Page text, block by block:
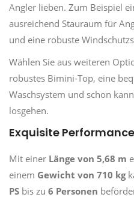
Angler lieben. Zum Beispiel
ausreichend Stauraum für
und eine robuste
Wählen Sie aus weiteren
robustes Bimini-Top, eine
Waschsystem und schon
losgehen.
Exquisite Performance
Mit einer Länge von 5,68 m
einem Gewicht von 710 kg
PS bis zu 6 Personen